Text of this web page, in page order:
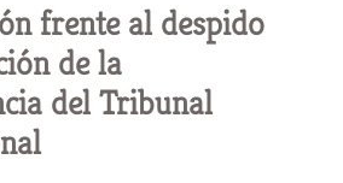
frente al despido
de la
del Tribunal